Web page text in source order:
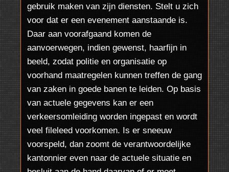
gebruik maken van zijn diensten. Stelt u zich
voor dat er een evenement aanstaande is.
Daar aan voorafgaand komen de
aanvoerwegen, indien gewenst, haarfijn in
beeld, zodat politie en organisatie op
voorhand maatregelen kunnen treffen de gang
van zaken in goede banen te leiden. Op basis
van actuele gegevens kan er een
verkeersomleiding worden ingepast en wordt
veel fileleed voorkomen. Is er sneeuw
voorspeld, dan zoomt de verantwoordelijke
kantonnier even naar de actuele situatie en